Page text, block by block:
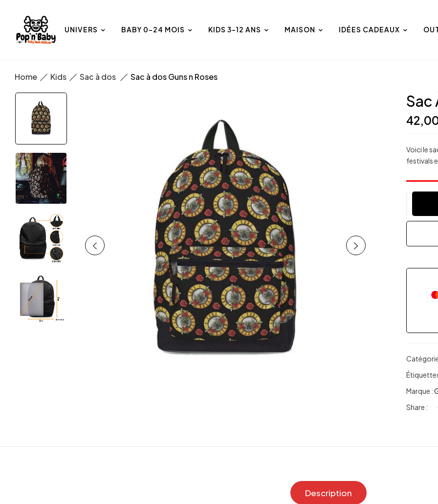
UNIVERS BABY 0-24 MOIS KIDS 3-12 ANS MAISON IDÉES CADEAUX
Home Kids Sac à dos Sac à dos Guns n Roses
Sac
Voici le
festivals
Marque :
Share :
Description